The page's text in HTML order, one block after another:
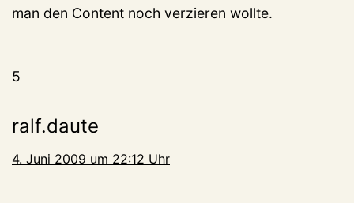
man den Content noch verzieren wollte.
5
ralf.daute
4. Juni 2009 um 22:12 Uhr